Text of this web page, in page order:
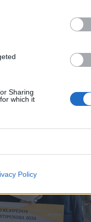
Sharing
which it
Policy
Interviu
vis dar buvo